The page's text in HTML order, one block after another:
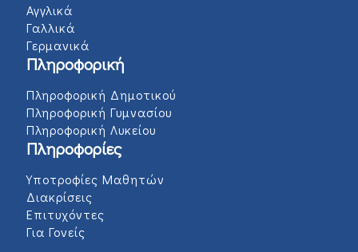
Αγγλικά
Γαλλικά
Γερμανικά
Πληροφορική
Πληροφορική Δημοτικού
Πληροφορική Γυμνασίου
Πληροφορική Λυκείου
Πληροφορίες
Υποτροφίες Μαθητών
Διακρίσεις
Επιτυχόντες
Για Γονείς